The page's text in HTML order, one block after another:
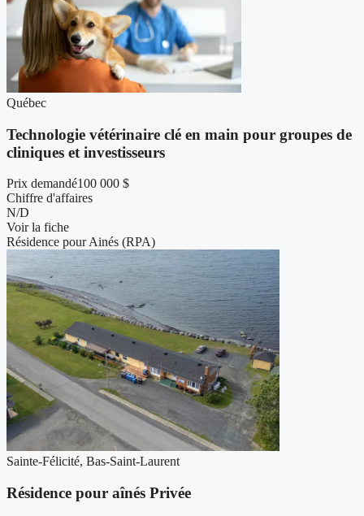
Québec
Technologie vétérinaire clé en main pour groupes de
cliniques et investisseurs
Prix demandé100 000 $
Chiffre d'affaires
N/D
Voir la fiche
Résidence pour Ainés (RPA)
Sainte-Félicité, Bas-Saint-Laurent
Résidence pour aînés Privée